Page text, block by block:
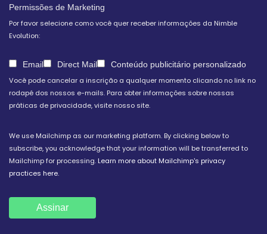
Permissões de Marketing
Por favor selecione como você quer receber informações da Nimble
Evolution:
Email Direct Mail
Conteúdo publicitário personalizado
Você pode cancelar a inscrição a qualquer momento clicando no link no
rodapé dos nossos e-mails. Para obter informações sobre nossas
práticas de privacidade, visite nosso site.
We use Mailchimp as our marketing platform. By clicking below to
subscribe, you acknowledge that your information will be transferred to
Mailchimp for processing.Learn more about Mailchimp's privacy
practices here.